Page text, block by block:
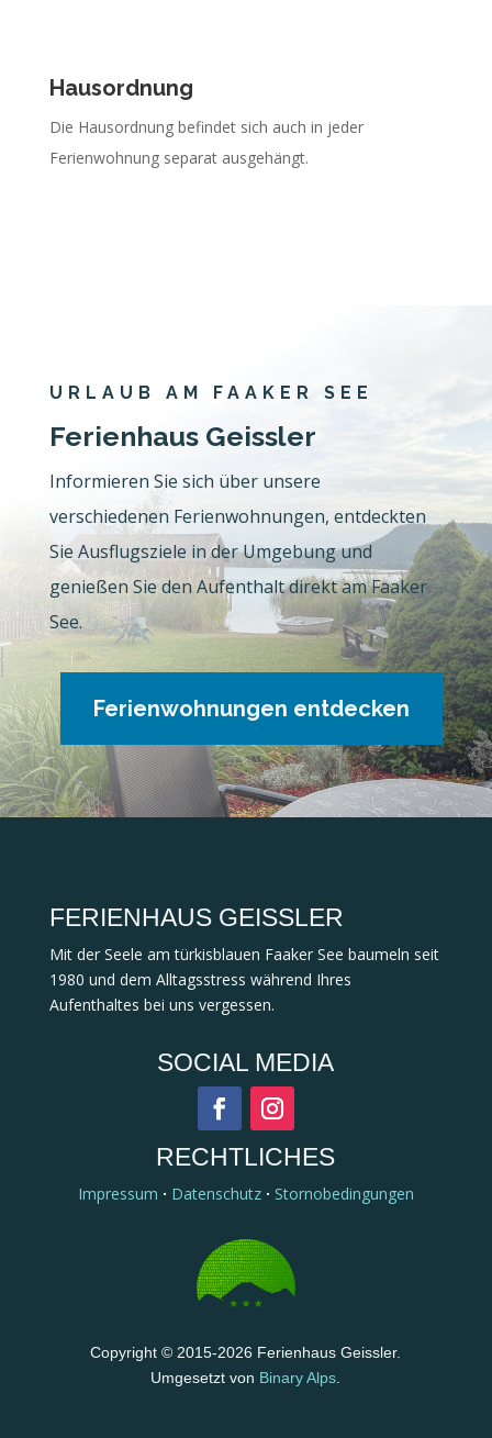
Hausordnung
Die Hausordnung befindet sich auch in jeder
Ferienwohnung separat ausgehängt.
URLAUB AM FAAKER SEE
Ferienhaus Geissler
Informieren Sie sich über unsere
verschiedenen Ferienwohnungen, entdeckten
Sie Ausflugsziele in der Umgebung und
genießen Sie den Aufenthalt direkt am Faaker
See.
Ferienwohnungen entdecken
FERIENHAUS GEISSLER
Mit der Seele am türkisblauen Faaker See baumeln seit
1980 und dem Alltagsstress während Ihres
Aufenthaltes bei uns vergessen.
SOCIAL MEDIA
RECHTLICHES
Impressum · Datenschutz · Stornobedingungen
Copyright © 2015-2026 Ferienhaus Geissler.
Umgesetzt von Binary Alps.